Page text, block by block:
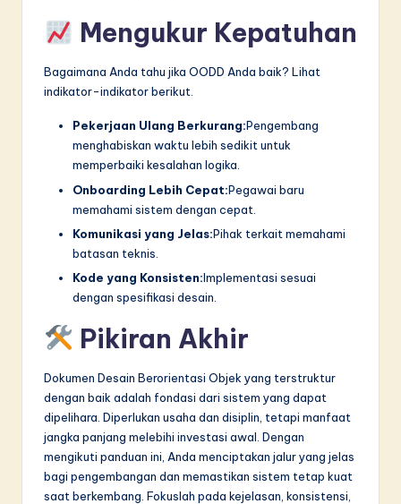
Mengukur Kepatuhan
Bagaimana Anda tahu jika OODD Anda baik? Lihat
indikator-indikator berikut.
Pekerjaan Ulang Berkurang:Pengembang
menghabiskan waktu lebih sedikit untuk
memperbaiki kesalahan logika.
Onboarding Lebih Cepat:Pegawai baru
memahami sistem dengan cepat.
Komunikasi yang Jelas:Pihak terkait memahami
batasan teknis.
Kode yang Konsisten:Implementasi sesuai
dengan spesifikasi desain.
Pikiran Akhir
Dokumen Desain Berorientasi Objek yang terstruktur
dengan baik adalah fondasi dari sistem yang dapat
dipelihara. Diperlukan usaha dan disiplin, tetapi manfaat
jangka panjang melebihi investasi awal. Dengan
mengikuti panduan ini, Anda menciptakan jalur yang jelas
bagi pengembangan dan memastikan sistem tetap kuat
saat berkembang. Fokuslah pada kejelasan, konsistensi,